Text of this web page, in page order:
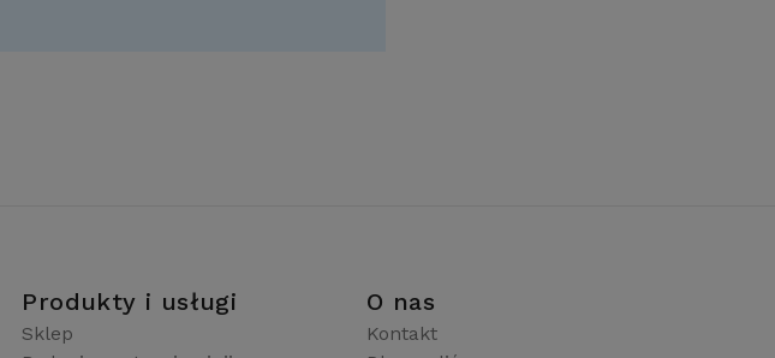
Produkty i usługi
Sklep
O nas
Kontakt